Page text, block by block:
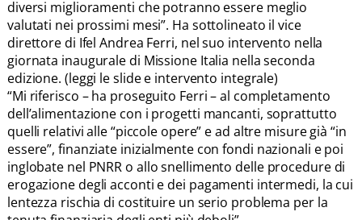
diversi miglioramenti che potranno essere meglio
valutati nei prossimi mesi”. Ha sottolineato il vice
direttore di Ifel Andrea Ferri, nel suo intervento nella
giornata inaugurale di Missione Italia nella seconda
edizione. (leggi le slide e intervento integrale)
“Mi riferisco – ha proseguito Ferri – al completamento
dell’alimentazione con i progetti mancanti, soprattutto
quelli relativi alle “piccole opere” e ad altre misure già “in
essere”, finanziate inizialmente con fondi nazionali e poi
inglobate nel PNRR o allo snellimento delle procedure di
erogazione degli acconti e dei pagamenti intermedi, la cui
lentezza rischia di costituire un serio problema per la